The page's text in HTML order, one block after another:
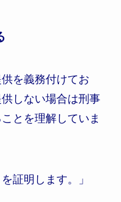
を義務付けてお
しない場合は刑事
とを理解していま
証明します。」